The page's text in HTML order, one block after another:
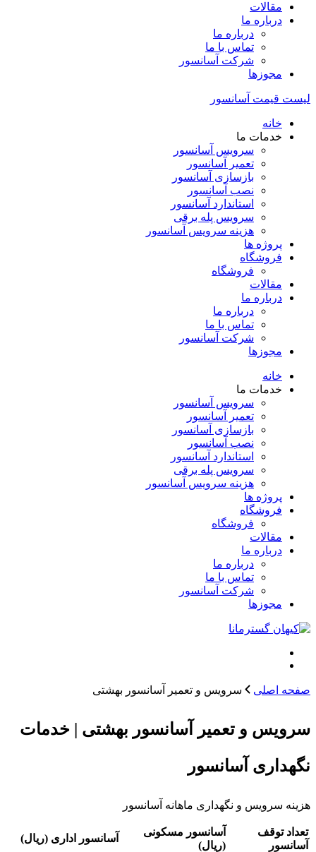
مقالات
درباره ما
درباره ما
تماس با ما
شرکت آسانسور
مجوزها
لیست قیمت آسانسور
خانه
خدمات ما
سرویس آسانسور
تعمیر آسانسور
بازسازی آسانسور
نصب آسانسور
استاندارد آسانسور
سرویس پله برقی
هزینه سرویس آسانسور
پروژه ها
فروشگاه
فروشگاه
مقالات
درباره ما
درباره ما
تماس با ما
شرکت آسانسور
مجوزها
خانه
خدمات ما
سرویس آسانسور
تعمیر آسانسور
بازسازی آسانسور
نصب آسانسور
استاندارد آسانسور
سرویس پله برقی
هزینه سرویس آسانسور
پروژه ها
فروشگاه
فروشگاه
مقالات
درباره ما
درباره ما
تماس با ما
شرکت آسانسور
مجوزها
صفحه اصلی سرویس و تعمیر آسانسور بهشتی
سرویس و تعمیر آسانسور بهشتی | خدمات
نگهداری آسانسور
هزینه سرویس و نگهداری ماهانه آسانسور
تعداد توقف
آسانسور
آسانسور مسکونی
(ریال)
آسانسور اداری (ریال)